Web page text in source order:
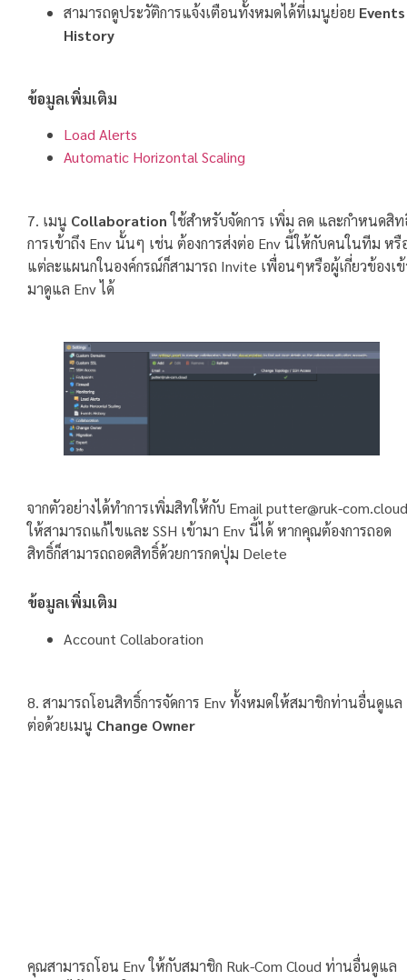
สามารถดูประวัติการแจ้งเตือนทั้งหมดได้ที่เมนูย่อย Events
History
ข้อมูลเพิ่มเติม
Load Alerts
Automatic Horizontal Scaling
7. เมนู Collaborationใช้สำหรับจัดการ เพิ่ม ลด และกำหนดสิ
การเข้าถึง Env นั้นๆ เช่น ต้องการส่งต่อ Env นี้ให้กับคนในทีม หรื
แต่ละแผนกในองค์กรณ์ก็สามารถ Invite เพื่อนๆหรือผู้เกี่ยวข้องเ
มาดูแล Env ได้
จากตัวอย่างได้ทำการเพิ่มสิทให้กับ Email putter@ruk-com.cloud
ให้สามารถแก้ไขและ SSH เข้ามา Env นี้ได้ หากคุณต้องการถอด
สิทธิ์ก็สามารถถอดสิทธิ์ด้วยการกดปุ่ม Delete
ข้อมูลเพิ่มเติม
Account Collaboration
8. สามารถโอนสิทธิ์การจัดการ Env ทั้งหมดให้สมาชิกท่านอื่นดูแล
ต่อด้วยเมนู Change Owner
คุณสามารถโอน Env ให้กับสมาชิก Ruk-Com Cloud ท่านอื่นดูแล